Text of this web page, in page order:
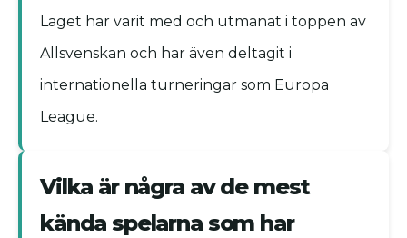
Laget har varit med och utmanat i toppen av
Allsvenskan och har även deltagit i
internationella turneringar som Europa
League.
Vilka är några av de mest
kända spelarna som har